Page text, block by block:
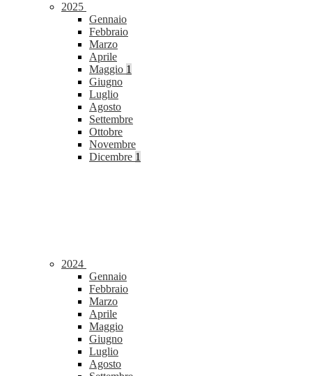
2025
Gennaio
Febbraio
Marzo
Aprile
Maggio 1
Giugno
Luglio
Agosto
Settembre
Ottobre
Novembre
Dicembre 1
2024
Gennaio
Febbraio
Marzo
Aprile
Maggio
Giugno
Luglio
Agosto